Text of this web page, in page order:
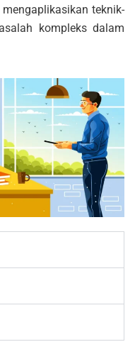
teknik-
kompleks dalam